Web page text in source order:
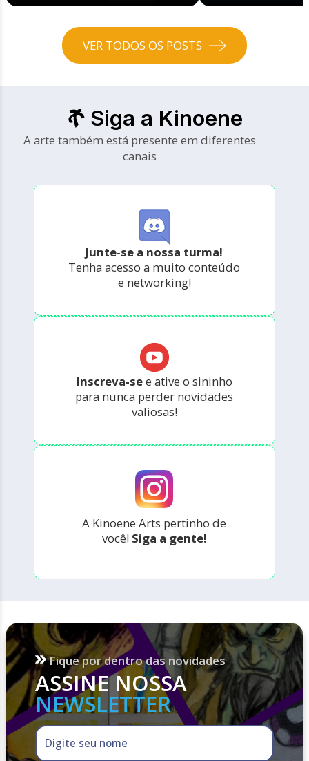
VER TODOS OS POSTS
Siga a Kinoene
A arte também está presente em diferentes
canais
Junte-se a nossa turma!
Tenha acesso a muito conteúdo
e networking!
Inscreva-see ative o sininho
para nunca perder novidades
valiosas!
A Kinoene Arts pertinho de
você! Siga a gente!
Fique por dentro das novidades
ASSINE NOSSA
NEWSLETTER
Digite seu nome